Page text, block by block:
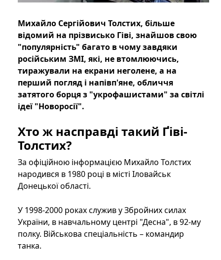
Михайло Сергійович Толстих, більше
відомий на прізвисько Гіві, знайшов свою
"популярність" багато в чому завдяки
російським ЗМІ, які, не втомлюючись,
тиражували на екрани неголене, а на
перший погляд і напівп'яне, обличчя
затятого борця з "укрофашистами" за світлі
ідеї "Новоросії".
Хто ж насправді такий Ґіві-
Толстих?
За офіційною інформацією Михайло Толстих
народився в 1980 році в місті Іловайськ
Донецької області.
У 1998-2000 роках служив у Збройних силах
України, в навчальному центрі "Десна", в 92-му
полку. Військова спеціальність – командир
танка.